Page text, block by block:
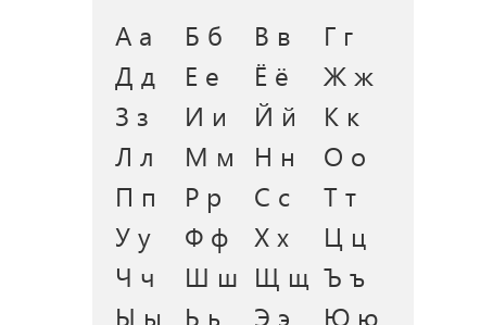
А а Б б В в
Г г
Д д
Е е Ё ё
Ж ж
З з
И и Й й
К к
Л л
М м Н н
О о
П п
Р р С с
Т т
У у
Ф ф Х х
Ц ц
Ч ч
Ш ш Щ щ Ъ ъ
Ы ы
Ь ь Э э
Ю ю